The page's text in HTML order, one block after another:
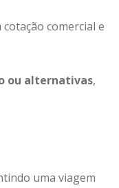
comercial e
ou alternativas,
uma viagem